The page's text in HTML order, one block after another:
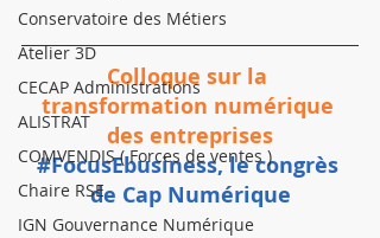
Conservatoire des Métiers
Atelier 3D
CECAP Administrations
ALISTRAT
COMVENDIS ( Forces de ventes )
Chaire RSE
IGN Gouvernance Numérique
Colloque sur la
transformation numérique
des entreprises
#FocusEbusiness, le congrès
de Cap Numérique